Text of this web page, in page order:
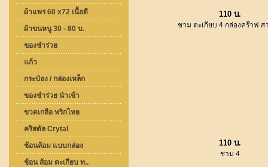
ผ้าแพร 60 x72 เนื้อดี
ผ้าขนหนู 30 - 80 บ.
ของชำร่วย
แก้ว
กระป๋อง / กล่องเหล็ก
ของชำร่วย นำเข้า
ขวดเกลือ พริกไทย
คริสตัล Crytal
ช้อนส้อม แบบกล่อง
ช้อน ส้อม ตะเกียบ ท..
110 บ.
ชาม ตะเกียบ 4 กล่องคร๊าฟ ส
110 บ.
ชาม 4